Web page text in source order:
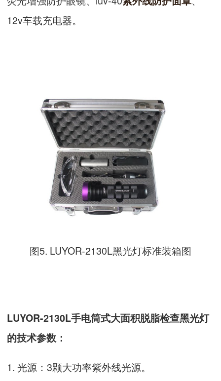
12v车载充电器。
图5. LUYOR-2130L黑光灯标准装箱图
LUYOR-2130L手电筒式大面积脱脂检查黑光灯
的技术参数：
1. 光源：3颗大功率紫外线光源。